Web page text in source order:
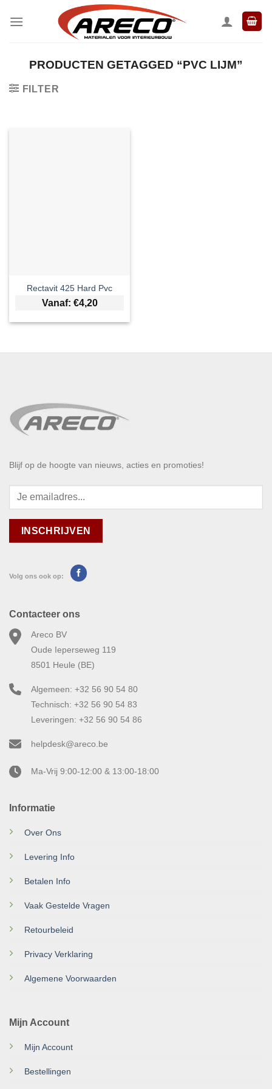
naar
PRODUCTEN GETAGGED “PVC LIJM”
FILTER
Rectavit 425 Hard Pvc
Vanaf: €4,20
Blijf op de hoogte van nieuws, acties en promoties!
Volg ons ook op:
Informatie
Over Ons
Levering Info
Betalen Info
Vaak Gestelde Vragen
Retourbeleid
Privacy Verklaring
Algemene Voorwaarden
Mijn Account
Mijn Account
Bestellingen
Contacteer ons
Areco BV
Oude Ieperseweg 119
8501 Heule (BE)
Algemeen: +32 56 90 54 80
Technisch: +32 56 90 54 83
Leveringen: +32 56 90 54 86
helpdesk@areco.be
Ma-Vrij 9:00-12:00 & 13:00-18:00